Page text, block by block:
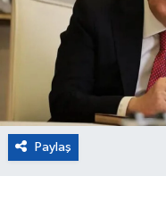
Paylaş
Kültür ve Sanat
Sivil Toplum
Tarım
Bilim ve Teknoloji